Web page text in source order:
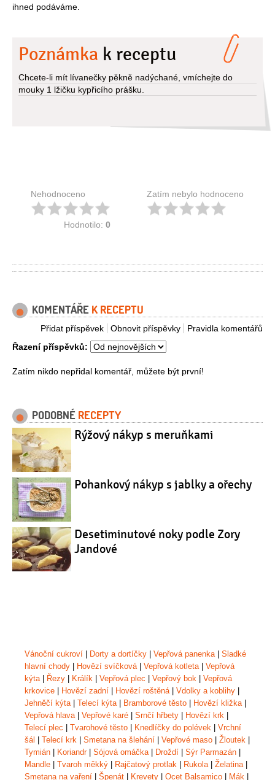
ihned podáváme.
Poznámka k receptu
Chcete-li mít lívanečky pěkně nadýchané, vmíchejte do
mouky 1 lžičku kypřicího prášku.
Nehodnoceno
Hodnotilo: 0
Zatím nebylo hodnoceno
KOMENTÁŘE K RECEPTU
Pravidla komentářů
Obnovit příspěvky
Přidat příspěvek
Řazení příspěvků:
Zatím nikdo nepřidal komentář, můžete být první!
PODOBNÉ RECEPTY
Rýžový nákyp s meruňkami
Pohankový nákyp s jablky a ořechy
Desetiminutové noky podle Zory
Jandové
Vánoční cukroví Dorty a dortíčky Vepřová panenka| Sladké
hlavní chody
Hovězí svíčková| Vepřová kotleta| Vepřová
kýta| Řezy Králík Vepřová plec Vepřový bok
Vepřová
krkovice
Hovězí zadní Hovězí roštěná| Vdolky a koblihy
Jehněčí kýta| Telecí kýta| Bramborové těsto Hovězí kližka|
Vepřová hlava| Vepřové karé Srnčí hřbety Hovězí krk
Telecí plec
Tvarohové těsto Knedlíčky do polévek
Vrchní
šál
Telecí krk Smetana na šlehání Vepřové maso Žloutek
Tymián
Koriandr| Sójová omáčka| Droždí Sýr Parmazán
Mandle
Tvaroh měkký Rajčatový protlak Rukola| Želatina|
Smetana na vaření
Špenát Krevety Ocet Balsamico Mák